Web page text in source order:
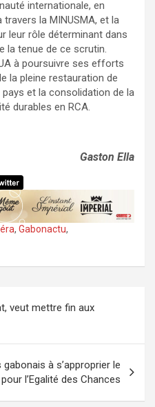
internationale, en
la MINUSMA, et la
leur rôle déterminant dans
la tenue de ce scrutin.
à poursuivre ses efforts
la pleine restauration de
et la consolidation de la
durables en RCA.
Gaston Ella
, Gabonactu,
veut mettre fin aux
gabonais à s’approprier le
l’Egalité des Chances